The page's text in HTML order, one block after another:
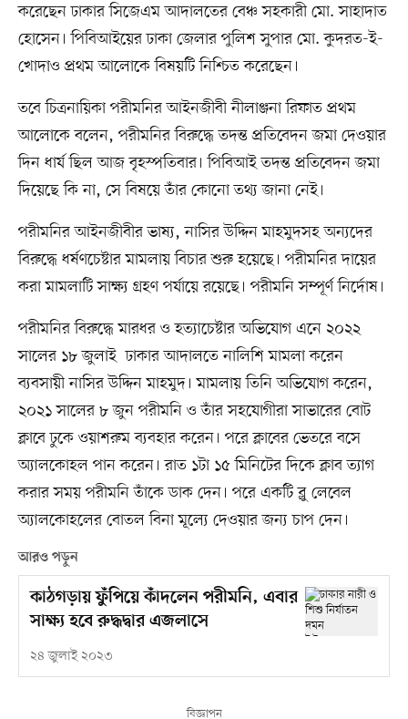
করেছেন ঢাকার সিজেএম আদালতের বেঞ্চ সহকারী মো. সাহাদাত
হোসেন। পিবিআইয়ের ঢাকা জেলার পুলিশ সুপার মো. কুদরত-ই-
খোদাও প্রথম আলোকে বিষয়টি নিশ্চিত করেছেন।
তবে চিত্রনায়িকা পরীমনির আইনজীবী নীলাঞ্জনা রিফাত প্রথম
আলোকে বলেন, পরীমনির বিরুদ্ধে তদন্ত প্রতিবেদন জমা দেওয়ার
দিন ধার্য ছিল আজ বৃহস্পতিবার। পিবিআই তদন্ত প্রতিবেদন জমা
দিয়েছে কি না, সে বিষয়ে তাঁর কোনো তথ্য জানা নেই।
পরীমনির আইনজীবীর ভাষ্য, নাসির উদ্দিন মাহমুদসহ অন্যদের
বিরুদ্ধে ধর্ষণচেষ্টার মামলায় বিচার শুরু হয়েছে। পরীমনির দায়ের
করা মামলাটি সাক্ষ্য গ্রহণ পর্যায়ে রয়েছে। পরীমনি সম্পূর্ণ নির্দোষ।
পরীমনির বিরুদ্ধে মারধর ও হত্যাচেষ্টার অভিযোগ এনে ২০২২
সালের ১৮ জুলাই ঢাকার আদালতে নালিশি মামলা করেন
ব্যবসায়ী নাসির উদ্দিন মাহমুদ। মামলায় তিনি অভিযোগ করেন,
২০২১ সালের ৮ জুন পরীমনি ও তাঁর সহযোগীরা সাভারের বোট
ক্লাবে ঢুকে ওয়াশরুম ব্যবহার করেন। পরে ক্লাবের ভেতরে বসে
অ্যালকোহল পান করেন। রাত ১টা ১৫ মিনিটের দিকে ক্লাব ত্যাগ
করার সময় পরীমনি তাঁকে ডাক দেন। পরে একটি ব্লু লেবেল
অ্যালকোহলের বোতল বিনা মূল্যে দেওয়ার জন্য চাপ দেন।
আরও পড়ুন
কাঠগড়ায় ফুঁপিয়ে কাঁদলেন পরীমনি, এবার
সাক্ষ্য হবে রুদ্ধদ্বার এজলাসে
২৪ জুলাই ২০২৩